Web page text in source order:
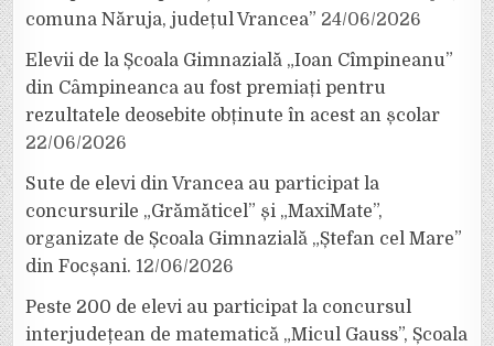
comuna Năruja, județul Vrancea” 24/06/2026
Elevii de la Școala Gimnazială „Ioan Cîmpineanu”
din Câmpineanca au fost premiați pentru
rezultatele deosebite obținute în acest an școlar
22/06/2026
Sute de elevi din Vrancea au participat la
concursurile „Grămăticel” și „MaxiMate”,
organizate de Școala Gimnazială „Ștefan cel Mare”
din Focșani. 12/06/2026
Peste 200 de elevi au participat la concursul
interjudețean de matematică „Micul Gauss”, Școala